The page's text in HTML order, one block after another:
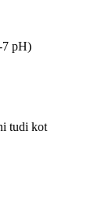
7 pH)
tudi kot